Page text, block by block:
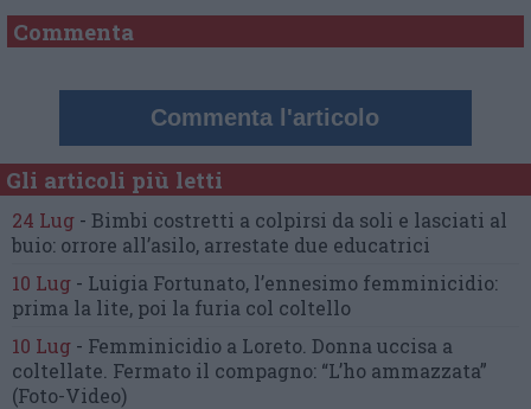
Commenta
Commenta l'articolo
Gli articoli più letti
24 Lug - Bimbi costretti a colpirsi da soli e lasciati al
buio: orrore all’asilo, arrestate due educatrici
10 Lug - Luigia Fortunato, l’ennesimo femminicidio:
prima la lite, poi la furia col coltello
10 Lug - Femminicidio a Loreto. Donna uccisa a
coltellate. Fermato il compagno: “L’ho ammazzata”
(Foto-Video)